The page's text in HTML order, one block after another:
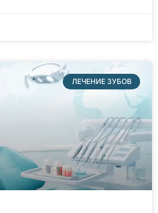
ЛЕЧЕНИЕ ЗУБОВ